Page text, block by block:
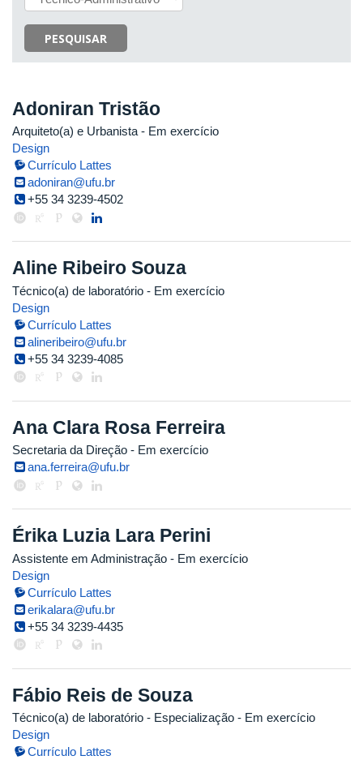
PESQUISAR
Adoniran Tristão
Arquiteto(a) e Urbanista - Em exercício
Design
Currículo Lattes
adoniran@ufu.br
+55 34 3239-4502
Aline Ribeiro Souza
Técnico(a) de laboratório - Em exercício
Design
Currículo Lattes
alineribeiro@ufu.br
+55 34 3239-4085
Ana Clara Rosa Ferreira
Secretaria da Direção - Em exercício
ana.ferreira@ufu.br
Érika Luzia Lara Perini
Assistente em Administração - Em exercício
Design
Currículo Lattes
erikalara@ufu.br
+55 34 3239-4435
Fábio Reis de Souza
Técnico(a) de laboratório - Especialização - Em exercício
Design
Currículo Lattes